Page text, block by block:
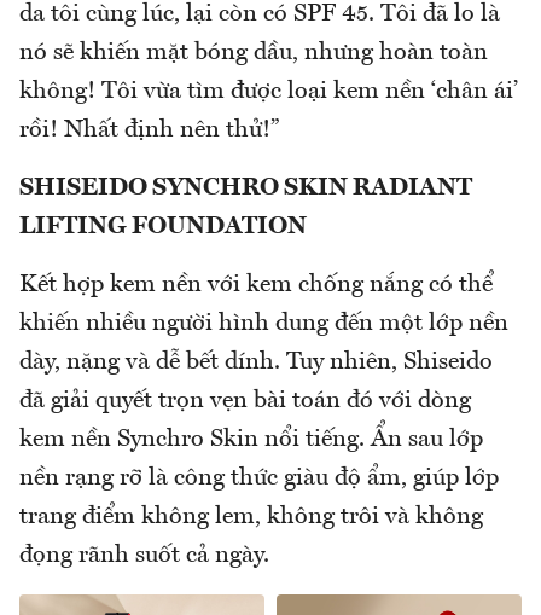
da tôi cùng lúc, lại còn có SPF 45. Tôi đã lo là
nó sẽ khiến mặt bóng dầu, nhưng hoàn toàn
không! Tôi vừa tìm được loại kem nền ‘chân ái’
rồi! Nhất định nên thử!”
SHISEIDO SYNCHRO SKIN RADIANT
LIFTING FOUNDATION
Kết hợp kem nền với kem chống nắng có thể
khiến nhiều người hình dung đến một lớp nền
dày, nặng và dễ bết dính. Tuy nhiên, Shiseido
đã giải quyết trọn vẹn bài toán đó với dòng
kem nền Synchro Skin nổi tiếng. Ẩn sau lớp
nền rạng rỡ là công thức giàu độ ẩm, giúp lớp
trang điểm không lem, không trôi và không
đọng rãnh suốt cả ngày.